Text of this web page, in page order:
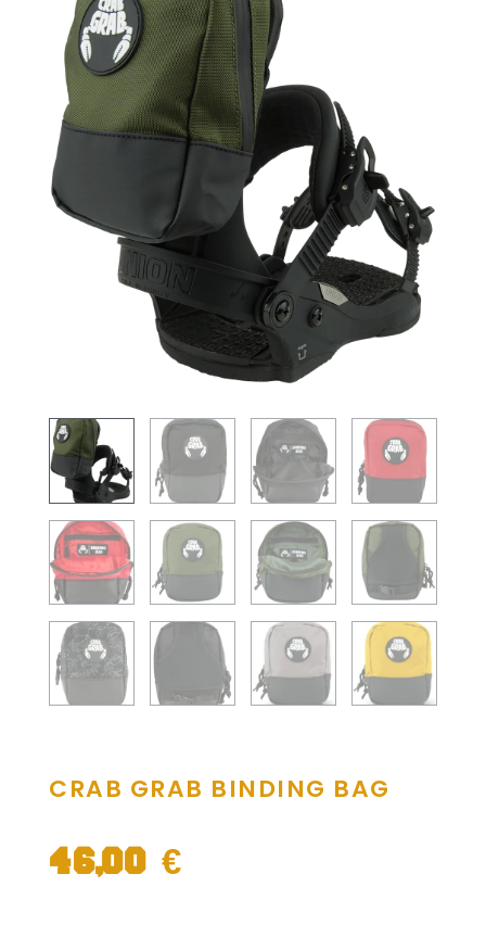
CRAB GRAB BINDING BAG
46,00 €